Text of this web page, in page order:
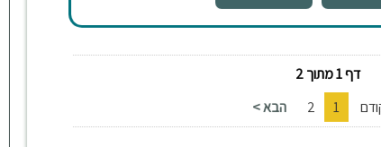
דף 1 מתוך 2
1
2 הבא >